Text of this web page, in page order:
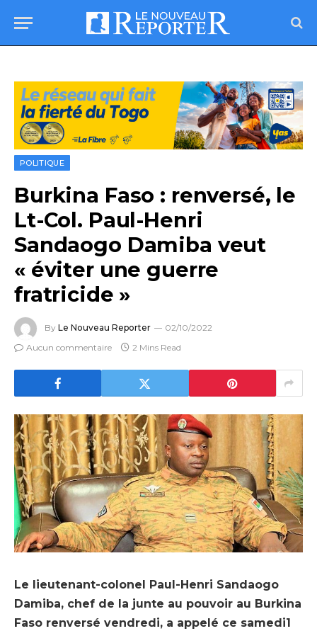
POLITIQUE
Burkina Faso : renversé, le
Lt-Col. Paul-Henri
Sandaogo Damiba veut
« éviter une guerre
fratricide »
By Le Nouveau Reporter
02/10/2022
Aucun commentaire
2 Mins Read
Le lieutenant-colonel Paul-Henri Sandaogo
Damiba, chef de la junte au pouvoir au Burkina
Faso renversé vendredi, a appelé ce samedi1